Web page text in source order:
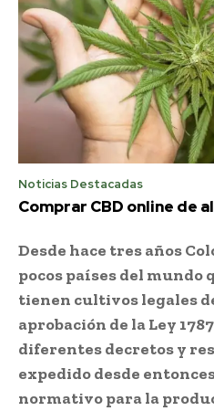
Noticias Destacadas
Comprar CBD online de
Desde hace tres años
pocos países del mundo
tienen cultivos legales
aprobación de la Ley
diferentes decretos y
expedido desde
normativo para la